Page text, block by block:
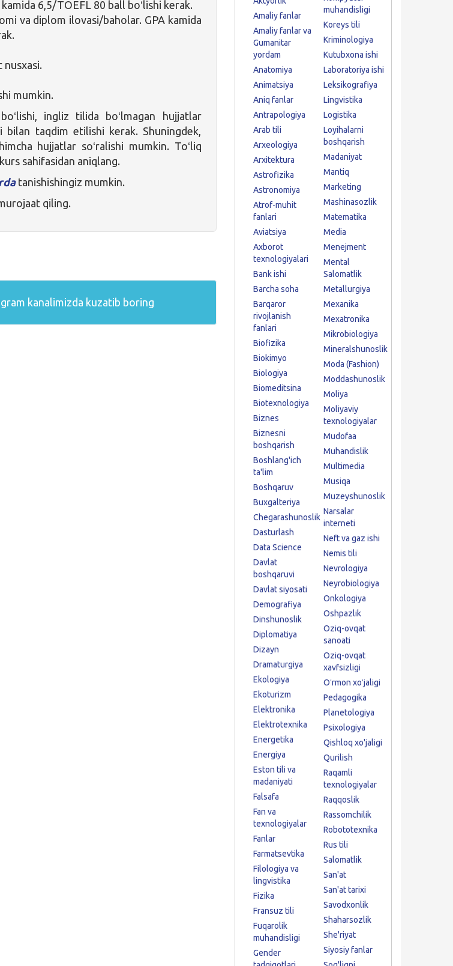
kamida 6,5/TOEFL 80 ball boʻlishi kerak.
va diplom ilovasi/baholar. GPA kamida
nusxasi.
mumkin.
ingliz tilida boʻlmagan hujjatlar
taqdim etilishi kerak. Shuningdek,
hujjatlar soʻralishi mumkin. Toʻliq
sahifasidan aniqlang.
tanishishingiz mumkin.
qiling.
kanalimizda kuzatib boring
Amaliy fanlar
Amaliy fanlar va
Gumanitar
yordam
Anatomiya
Animatsiya
Aniq fanlar
Antrapologiya
Arab tili
Arxeologiya
Arxitektura
Astrofizika
Astronomiya
Atrof-muhit
fanlari
Aviatsiya
Axborot
texnologiyalari
Bank ishi
Barcha soha
Barqaror
rivojlanish
fanlari
Biofizika
Biokimyo
Biologiya
Biomeditsina
Biotexnologiya
Biznes
Biznesni
boshqarish
Boshlang'ich
ta'lim
Boshqaruv
Buxgalteriya
Chegarashunoslik
Dasturlash
Data Science
Davlat
boshqaruvi
Davlat siyosati
Demografiya
Dinshunoslik
Diplomatiya
Dizayn
Dramaturgiya
Ekologiya
Ekoturizm
Elektronika
Elektrotexnika
Energetika
Energiya
Eston tili va
madaniyati
Falsafa
Fan va
texnologiyalar
Fanlar
Farmatsevtika
Filologiya va
lingvistika
Fizika
Fransuz tili
Fuqarolik
muhandisligi
Gender
muhandisligi
Koreys tili
Kriminologiya
Kutubxona ishi
Laboratoriya ishi
Leksikografiya
Lingvistika
Logistika
Loyihalarni
boshqarish
Madaniyat
Mantiq
Marketing
Mashinasozlik
Matematika
Media
Menejment
Mental
Salomatlik
Metallurgiya
Mexanika
Mexatronika
Mikrobiologiya
Mineralshunoslik
Moda (Fashion)
Moddashunoslik
Moliya
Moliyaviy
texnologiyalar
Mudofaa
Muhandislik
Multimedia
Musiqa
Muzeyshunoslik
Narsalar
interneti
Neft va gaz ishi
Nemis tili
Nevrologiya
Neyrobiologiya
Onkologiya
Oshpazlik
Oziq-ovqat
sanoati
Oziq-ovqat
xavfsizligi
Oʻrmon xoʻjaligi
Pedagogika
Planetologiya
Psixologiya
Qishloq xo'jaligi
Qurilish
Raqamli
texnologiyalar
Raqqoslik
Rassomchilik
Robototexnika
Rus tili
Salomatlik
San'at
San'at tarixi
Savodxonlik
Shaharsozlik
She'riyat
Siyosiy fanlar